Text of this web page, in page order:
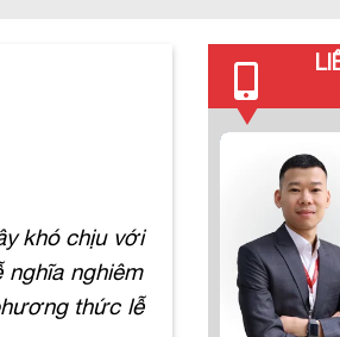
khó chịu với
nghiêm
thức lễ